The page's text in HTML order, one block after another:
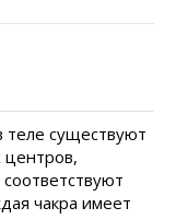
теле существуют
центров,
чакра имеет